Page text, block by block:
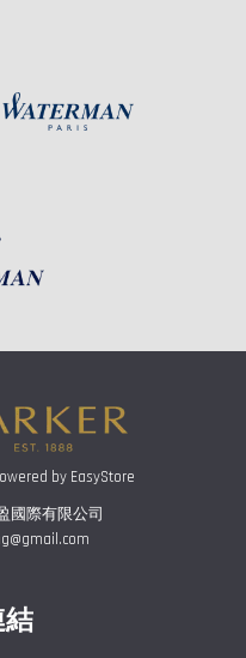
by EasyStore
國際有限公司